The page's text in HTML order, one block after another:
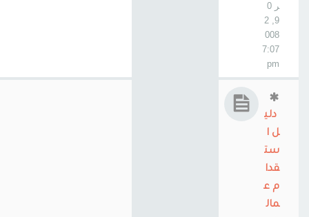
ر 0
9, 2
008
7:07
pm
دلي
ل ا
ست
قدا
م ع
مال